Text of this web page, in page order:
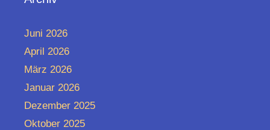
Juni 2026
April 2026
März 2026
Januar 2026
Dezember 2025
Oktober 2025